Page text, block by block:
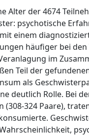
Alter der 4674
psychotische
einem
häufiger bei
im
Teil der
als
deutlich Rolle. Bei
(308-324 Paare),